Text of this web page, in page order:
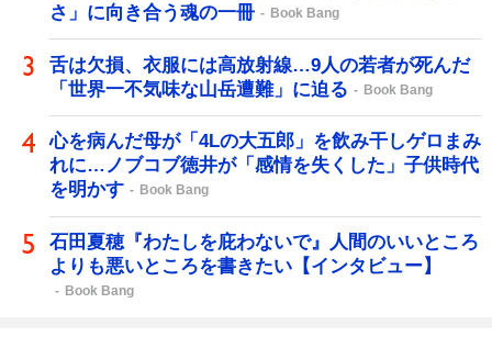
さ」に向き合う魂の一冊
Book Bang
舌は欠損、衣服には高放射線…9人の若者が死んだ
「世界一不気味な山岳遭難」に迫る
Book Bang
心を病んだ母が「4Lの大五郎」を飲み干しゲロまみ
れに…ノブコブ徳井が「感情を失くした」子供時代
を明かす
Book Bang
石田夏穂『わたしを庇わないで』人間のいいところ
よりも悪いところを書きたい【インタビュー】
Book Bang